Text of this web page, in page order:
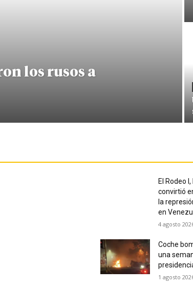
los rusos a
El Rodeo
convirtió
la
en
4 agosto
Coche
una
1 agosto